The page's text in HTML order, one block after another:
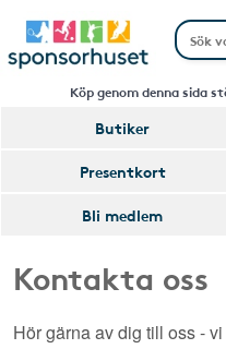
Köp genom denna sida
Butiker
Presentkort
Bli medlem
Kontakta oss
Hör gärna av dig till oss -